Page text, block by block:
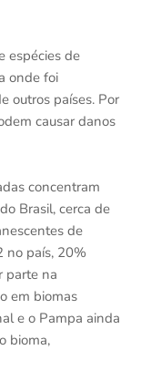
espécies de
onde foi
outros países. Por
causar danos
concentram
Brasil, cerca de
de
no país, 20%
parte na
em biomas
e o Pampa ainda
bioma,